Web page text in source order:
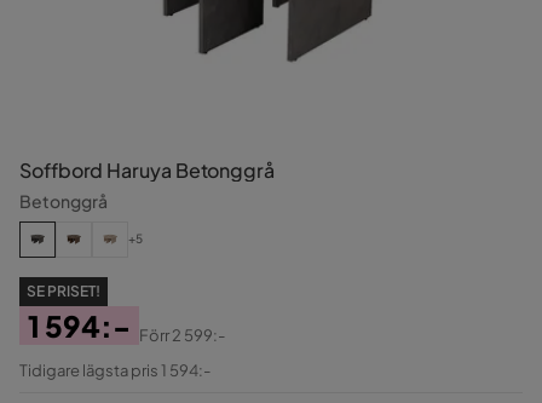
Soffbord Haruya Betonggrå
Betonggrå
+5
SE PRISET!
Pris
1 594:-
Original
Förr2 599:-
Tidigare lägsta pris 1 594:-